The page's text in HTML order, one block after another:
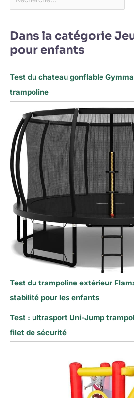
Dans la catégorie
pour enfants
Test du chateau gonflable
trampoline
Test du trampoline extérieur
stabilité pour les enfants
Test : ultrasport Uni-Jump
filet de sécurité